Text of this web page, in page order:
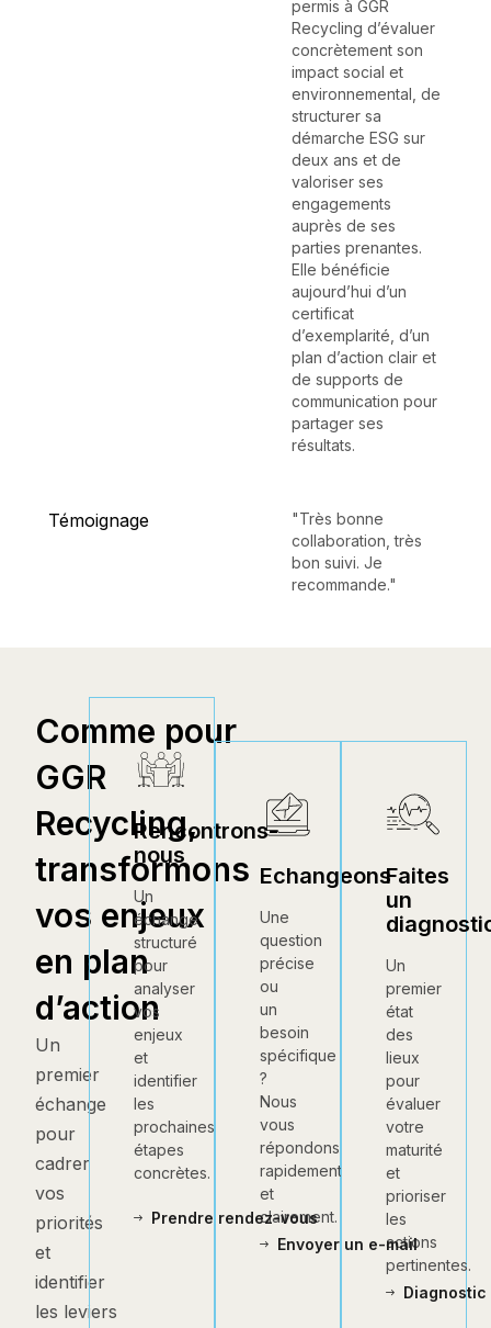
permis à GGR
Recycling d’évaluer
concrètement son
impact social et
environnemental, de
structurer sa
démarche ESG sur
deux ans et de
valoriser ses
engagements
auprès de ses
parties prenantes.
Elle bénéficie
aujourd’hui d’un
certificat
d’exemplarité, d’un
plan d’action clair et
de supports de
communication pour
partager ses
résultats.
Témoignage
"Très bonne
collaboration, très
bon suivi. Je
recommande."
Comme pour
GGR
Recycling,
transformons
vos enjeux
en plan
d’action
Un
premier
échange
pour
cadrer
vos
priorités
et
identifier
les leviers
Rencontrons-
nous
Un
échange
structuré
pour
analyser
vos
enjeux
et
identifier
les
prochaines
étapes
concrètes.
Prendre rendez-vous
Echangeons
Une
question
précise
ou
un
besoin
spécifique
?
Nous
vous
répondons
rapidement
et
clairement.
Envoyer un e-mail
Faites
un
Un
premier
état
des
lieux
pour
évaluer
votre
maturité
et
prioriser
les
actions
pertinentes.